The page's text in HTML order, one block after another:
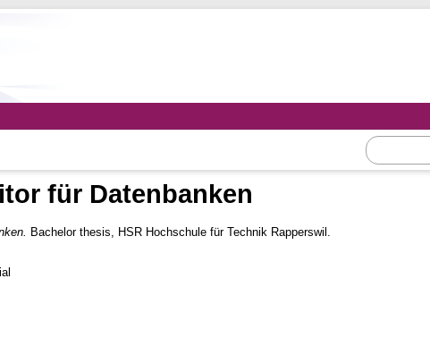
für Datenbanken
Bachelor thesis, HSR Hochschule für Technik Rapperswil.